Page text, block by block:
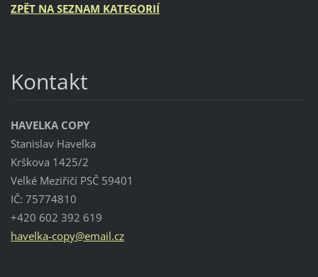
ZPĚT NA SEZNAM KATEGORIÍ
Kontakt
HAVELKA COPY
Stanislav Havelka
Krškova 1425/2
Velké Meziříčí PSČ 59401
IČ: 75774810
+420 602 392 619
havelka-copy@email.cz